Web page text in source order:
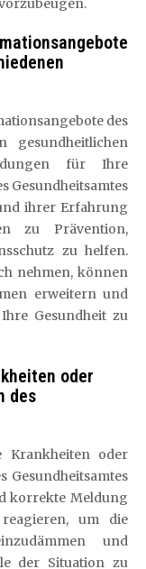
des
gesundheitlichen
für Ihre
Gesundheitsamtes
ihrer Erfahrung
zu Prävention,
zu helfen.
nehmen, können
erweitern und
Gesundheit zu
oder
des
Krankheiten oder
Gesundheitsamtes
korrekte Meldung
um die
und
der Situation zu